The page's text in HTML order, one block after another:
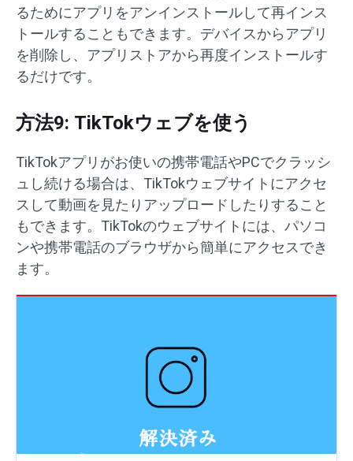
るためにアプリをアンインストールして再インス
トールすることもできます。デバイスからアプリ
を削除し、アプリストアから再度インストールす
るだけです。
方法9: TikTokウェブを使う
TikTokアプリがお使いの携帯電話やPCでクラッシ
ュし続ける場合は、TikTokウェブサイトにアクセ
スして動画を見たりアップロードしたりすること
もできます。TikTokのウェブサイトには、パソコ
ンや携帯電話のブラウザから簡単にアクセスでき
ます。